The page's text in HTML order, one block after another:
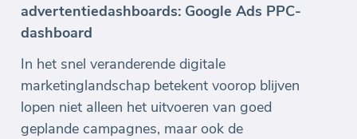
advertentiedashboards: Google Ads PPC-
dashboard
In het snel veranderende digitale
marketinglandschap betekent voorop blijven
lopen niet alleen het uitvoeren van goed
geplande campagnes, maar ook de